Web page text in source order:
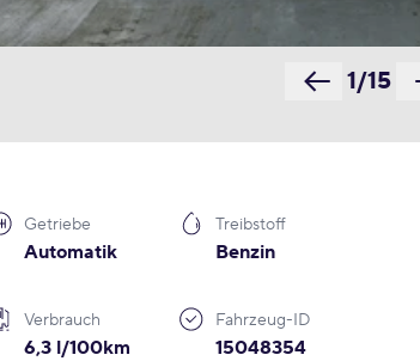
1/15
Getriebe
Automatik
Treibstoff
Benzin
Verbrauch
6,3 l/100km
Fahrzeug-ID
15048354